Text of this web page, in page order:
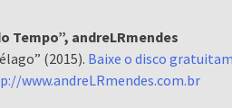
Tempo”, andreLRmendes
(2015). Baixe o disco
www.andreLRmendes.com.br